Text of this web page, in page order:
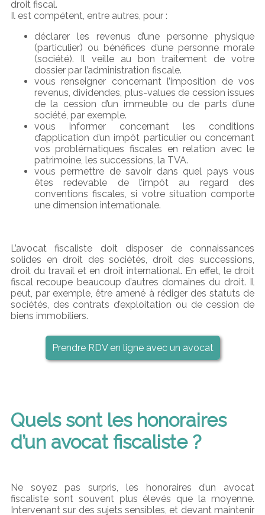
droit fiscal.
Il est compétent, entre autres, pour :
déclarer les revenus d’une personne physique
(particulier) ou bénéfices d’une personne morale
(société). Il veille au bon traitement de votre
dossier par l’administration fiscale.
vous renseigner concernant l’imposition de vos
revenus, dividendes, plus-values de cession issues
de la cession d’un immeuble ou de parts d’une
société, par exemple.
vous informer concernant les conditions
d’application d’un impôt particulier ou concernant
vos problématiques fiscales en relation avec le
patrimoine, les successions, la TVA.
vous permettre de savoir dans quel pays vous
êtes redevable de l’impôt au regard des
conventions fiscales, si votre situation comporte
une dimension internationale.
L’avocat fiscaliste doit disposer de connaissances
solides en droit des sociétés, droit des successions,
droit du travail et en droit international. En effet, le droit
fiscal recoupe beaucoup d’autres domaines du droit. Il
peut, par exemple, être amené à rédiger des statuts de
sociétés, des contrats d’exploitation ou de cession de
biens immobiliers.
Prendre RDV en ligne avec un avocat
Quels sont les honoraires
d’un avocat fiscaliste ?
Ne soyez pas surpris, les honoraires d’un avocat
fiscaliste sont souvent plus élevés que la moyenne.
Intervenant sur des sujets sensibles, et devant maintenir